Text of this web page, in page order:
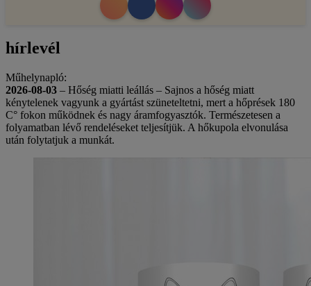
hírlevél
Műhelynapló:
2026-08-03 – Hőség miatti leállás – Sajnos a hőség miatt
kénytelenek vagyunk a gyártást szüneteltetni, mert a hőprések 180
C° fokon működnek és nagy áramfogyasztók. Természetesen a
folyamatban lévő rendeléseket teljesítjük. A hőkupola elvonulása
után folytatjuk a munkát.